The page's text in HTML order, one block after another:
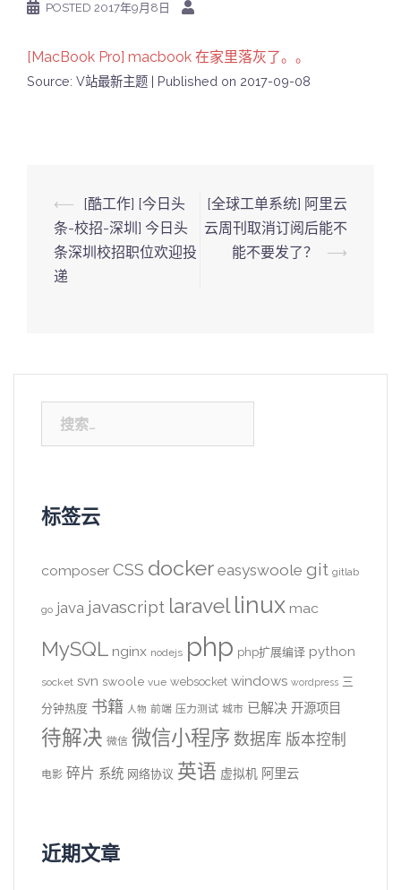
POSTED 2017年9月8日
[MacBook Pro] macbook 在家里落灰了。。
Source: V站最新主题 Published on 2017-09-08
Post
navigation
⟵
[酷工作] [今日头
条-校招-深圳] 今日头
条深圳校招职位欢迎投
递
[全球工单系统] 阿里云
云周刊取消订阅后能不
能不要发了？
⟶
索：
标签云
composer CSS docker easyswoole git gitlab
go java javascript laravel linux mac
MySQL nginx nodejs php php扩展编译 python
socket svn swoole vue websocket windows wordpress 三
分钟热度 书籍 人物 前端 压力测试 城市 已解决 开源项目
待解决 微信 微信小程序 数据库 版本控制
电影 碎片 系统 网络协议 英语 虚拟机 阿里云
近期文章